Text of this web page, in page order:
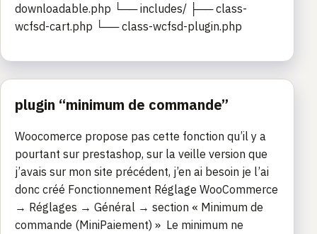
downloadable.php └── includes/ ├── class-
wcfsd-cart.php └── class-wcfsd-plugin.php
plugin “minimum de commande”
Woocomerce propose pas cette fonction qu’il y a
pourtant sur prestashop, sur la veille version que
j’avais sur mon site précédent, j’en ai besoin je l’ai
donc créé Fonctionnement Réglage WooCommerce
→ Réglages → Général → section « Minimum de
commande (MiniPaiement) » Le minimum ne